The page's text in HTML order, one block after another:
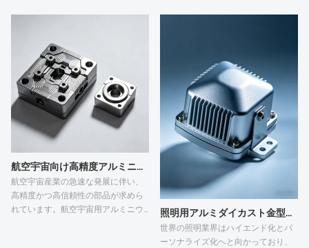
トでは、溶融アルミニウムの急速な
填不良、反り、気孔が発生しやすい
という欠点があります。流動性の高
いA413およびADC12合金が推奨され
ます。製品の品質を保証するために
は、最適化された金型ゲート／排気
システムと改良された射出パラメー
タが必要です。また、適切な部品構
造設計も不可欠です。この技術は、
軽量化生産のニーズを満たすため、
電子機器産業や新エネルギー産業で
広く利用されています。
ト金型、機械的特性、耐食性、表面
とで、アルミニウム鋳造品は安定し
た機械的特性と優れた耐食性を実現
できる。これらの精密鋳造品は、滑
らかな表面を持つ複雑な構造を形成
できる。多様な表面処理により、耐
摩耗性と外観が向上する。そのた
め、アルミニウム合金ダイカスト
は、自動車、電子機器、産業機器な
どの分野で幅広く活用されている。
航空宇宙向け高精度アルミニウムダイカスト：航空機器のための信頼性の高い部品
航空宇宙産業の急速な発展に伴い、
高精度かつ高信頼性の部品が求めら
れています。航空宇宙用アルミニウ
照明用アルミダイカスト金型および部品：ハイエンド照明製造のための精密技術
世界の照明業界はハイエンド化とパ
ーソナライズ化へと向かっており、